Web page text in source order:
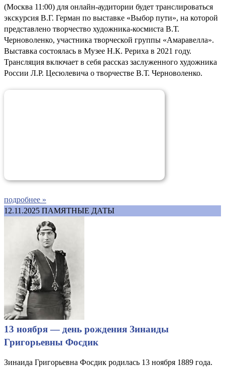
(Москва 11:00) для онлайн-аудитории будет транслироваться
экскурсия В.Г. Герман по выставке «Выбор пути», на которой
представлено творчество художника-космиста В.Т.
Черноволенко, участника творческой группы «Амаравелла».
Выставка состоялась в Музее Н.К. Рериха в 2021 году.
Трансляция включает в себя рассказ заслуженного художника
России Л.Р. Цесюлевича о творчестве В.Т. Черноволенко.
подробнее »
12.11.2025 ПАМЯТНЫЕ ДАТЫ
13 ноября — день рождения Зинаиды
Григорьевны Фосдик
Зинаида Григорьевна Фосдик родилась 13 ноября 1889 года.